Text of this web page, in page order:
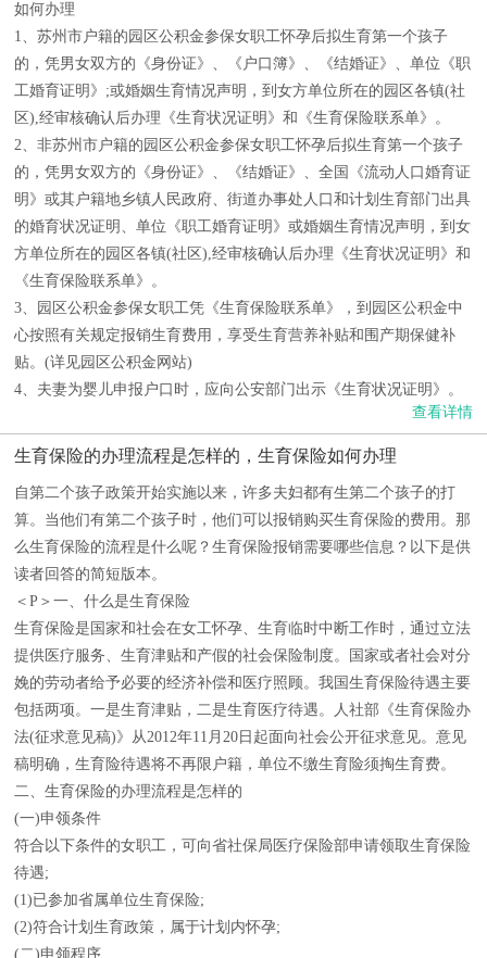
如何办理
1、苏州市户籍的园区公积金参保女职工怀孕后拟生育第一个孩子
的，凭男女双方的《身份证》、《户口簿》、《结婚证》、单位《职
工婚育证明》;或婚姻生育情况声明，到女方单位所在的园区各镇(社
区),经审核确认后办理《生育状况证明》和《生育保险联系单》。
2、非苏州市户籍的园区公积金参保女职工怀孕后拟生育第一个孩子
的，凭男女双方的《身份证》、《结婚证》、全国《流动人口婚育证
明》或其户籍地乡镇人民政府、街道办事处人口和计划生育部门出具
的婚育状况证明、单位《职工婚育证明》或婚姻生育情况声明，到女
方单位所在的园区各镇(社区),经审核确认后办理《生育状况证明》和
《生育保险联系单》。
3、园区公积金参保女职工凭《生育保险联系单》，到园区公积金中
心按照有关规定报销生育费用，享受生育营养补贴和围产期保健补
贴。(详见园区公积金网站)
4、夫妻为婴儿申报户口时，应向公安部门出示《生育状况证明》。
查看详情
生育保险的办理流程是怎样的，生育保险如何办理
自第二个孩子政策开始实施以来，许多夫妇都有生第二个孩子的打
算。当他们有第二个孩子时，他们可以报销购买生育保险的费用。那
么生育保险的流程是什么呢？生育保险报销需要哪些信息？以下是供
读者回答的简短版本。
＜P＞一、什么是生育保险
生育保险是国家和社会在女工怀孕、生育临时中断工作时，通过立法
提供医疗服务、生育津贴和产假的社会保险制度。国家或者社会对分
娩的劳动者给予必要的经济补偿和医疗照顾。我国生育保险待遇主要
包括两项。一是生育津贴，二是生育医疗待遇。人社部《生育保险办
法(征求意见稿)》从2012年11月20日起面向社会公开征求意见。意见
稿明确，生育险待遇将不再限户籍，单位不缴生育险须掏生育费。
二、生育保险的办理流程是怎样的
(一)申领条件
符合以下条件的女职工，可向省社保局医疗保险部申请领取生育保险
待遇;
(1)已参加省属单位生育保险;
(2)符合计划生育政策，属于计划内怀孕;
(二)申领程序